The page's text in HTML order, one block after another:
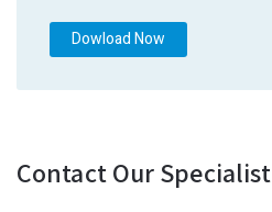
Dowload Now
Contact Our Specialist